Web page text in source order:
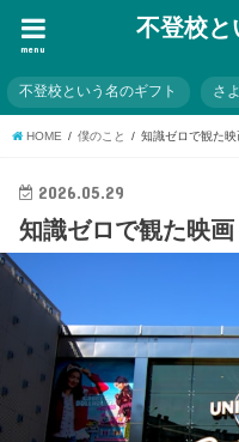
不登校と
menu
不登校という名のギフト さ
HOME 僕のこと 知識ゼロで観た映
2026.05.29
知識ゼロで観た映画